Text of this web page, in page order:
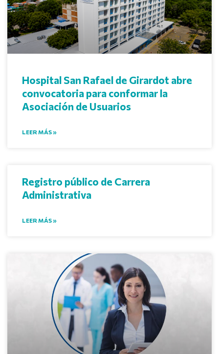
Hospital San Rafael de Girardot abre
convocatoria para conformar la
Asociación de Usuarios
LEER MÁS »
Registro público de Carrera
Administrativa
LEER MÁS »